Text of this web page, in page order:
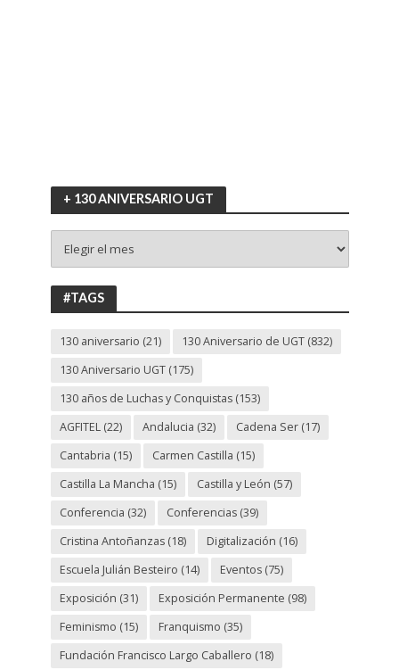
+ 130 ANIVERSARIO UGT
130
ANIVERSARIO
UGT
#TAGS
130 aniversario (21) 130 Aniversario de UGT(832)
130 Aniversario UGT(175)
130 años de Luchas y Conquistas(153)
AGFITEL(22) Andalucia (32) Cadena Ser(17)
Cantabria (15) Carmen Castilla (15)
Castilla La Mancha (15) Castilla y León (57)
Conferencia (32) Conferencias(39)
Cristina Antoñanzas(18) Digitalización (16)
Escuela Julián Besteiro (14) Eventos(75)
Exposición (31) Exposición Permanente (98)
Feminismo (15) Franquismo (35)
Fundación Francisco Largo Caballero (18)